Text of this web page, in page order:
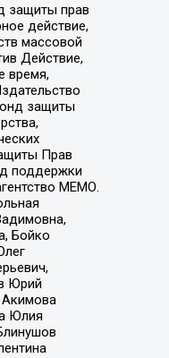
защиты прав
действие,
массовой
Действие,
время,
защиты
Прав
поддержки
МЕМО.
Бойко
Юрий
Акимова
Юлия